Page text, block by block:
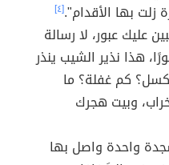
بها الأقدام".[٤]
عليك عبور، لا رسالة
هذا نذير الشيب ينذر
كسل؟ كم غفلة؟ ما
وبيت هجرك
واحدة واصل بها